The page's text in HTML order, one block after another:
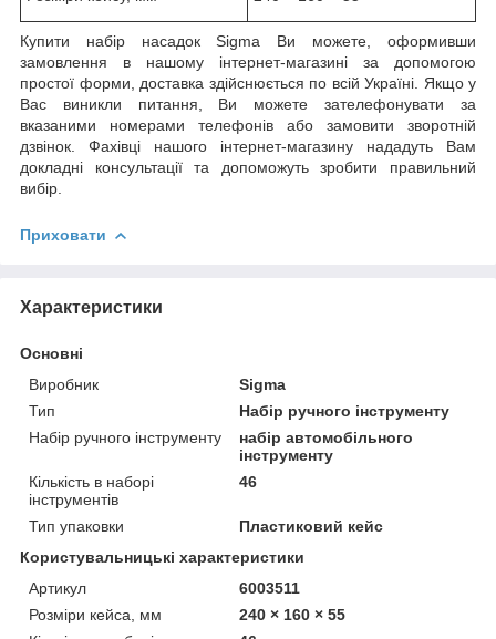
Купити набір насадок Sigma Ви можете, оформивши
замовлення в нашому інтернет-магазині за допомогою
простої форми, доставка здійснюється по всій Україні. Якщо у
Вас виникли питання, Ви можете зателефонувати за
вказаними номерами телефонів або замовити зворотній
дзвінок. Фахівці нашого інтернет-магазину нададуть Вам
докладні консультації та допоможуть зробити правильний
вибір.
Приховати
Характеристики
Основні
Виробник
Sigma
Тип
Набір ручного інструменту
Набір ручного інструменту
набір автомобільного
інструменту
Кількість в наборі
інструментів
46
Тип упаковки
Пластиковий кейс
Користувальницькі характеристики
Артикул
6003511
Розміри кейса, мм
240 × 160 × 55